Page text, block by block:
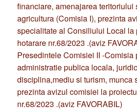
financiare, amenajarea teritoriului
agricultura (Comisia I), prezinta
specialitate al Consiliului Local la
hotarare nr.68/2023 .(aviz
Presedintele Comisiei II -Comisia
administratie publica locala,
disciplina,mediu si turism, munca
prezinta avizul comisiei la
nr.68/2023 .(aviz FAVORABIL)